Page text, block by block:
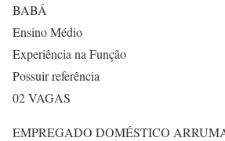
BABÁ
Ensino Médio
Experiência na Função
Possuir referência
02 VAGAS
EMPREGADO DOMÉSTICO